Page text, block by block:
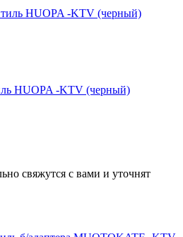
HUOPA -KTV (черный)
свяжутся с вами и уточнят